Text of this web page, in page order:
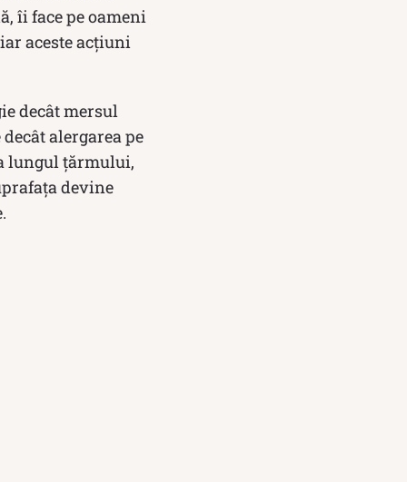
îi face pe oameni
aceste acțiuni
decât mersul
alergarea pe
lungul țărmului,
devine